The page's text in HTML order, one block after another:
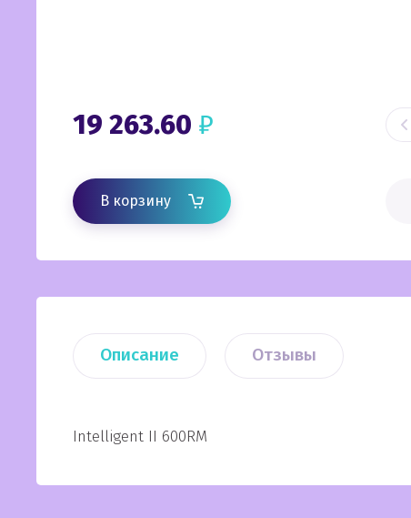
19 263.60 ₽
В корзину
Описание Отзывы
Intelligent II 600RM